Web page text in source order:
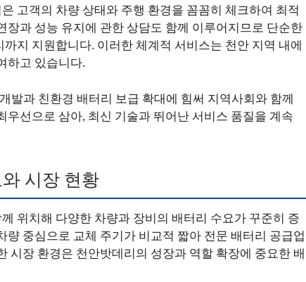
고객의 차량 상태와 주행 환경을 꼼꼼히 체크하여 최적
장과 성능 유지에 관한 상담도 함께 이루어지므로 단순한
지 지원합니다. 이러한 체계적 서비스는 천안 지역 내에
하고 있습니다.
발과 친환경 배터리 보급 확대에 힘써 지역사회와 함께
우선으로 삼아, 최신 기술과 뛰어난 서비스 품질을 계속
시장 현황
위치해 다양한 차량과 장비의 배터리 수요가 꾸준히 증
량 중심으로 교체 주기가 비교적 짧아 전문 배터리 공급업
시장 환경은 천안밧데리의 성장과 역할 확장에 중요한 배